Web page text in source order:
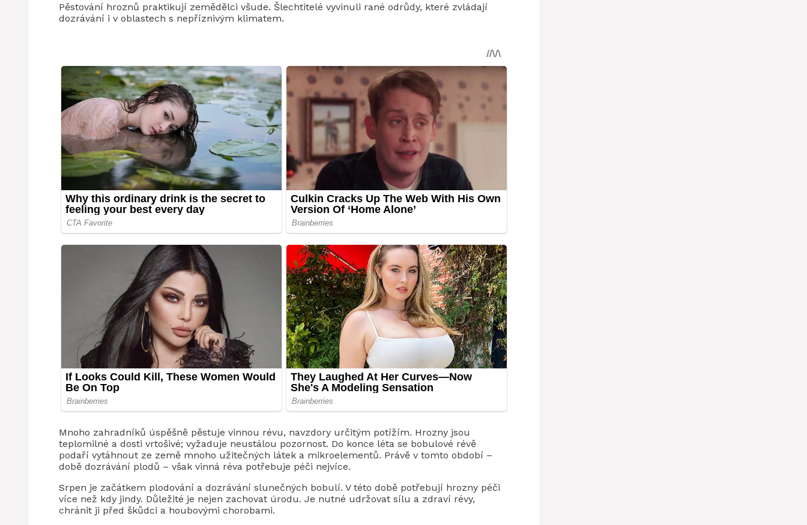
Pěstování hroznů praktikují zemědělci všude. Šlechtitelé vyvinuli rané odrůdy, které zvládají
dozrávání i v oblastech s nepříznivým klimatem.
Mnoho zahradníků úspěšně pěstuje vinnou révu, navzdory určitým potížím. Hrozny jsou
teplomilné a dosti vrtošivé; vyžaduje neustálou pozornost. Do konce léta se bobulové révě
podaří vytáhnout ze země mnoho užitečných látek a mikroelementů. Právě v tomto období –
době dozrávání plodů – však vinná réva potřebuje péči nejvíce.
Srpen je začátkem plodování a dozrávání slunečných bobulí. V této době potřebují hrozny péči
více než kdy jindy. Důležité je nejen zachovat úrodu. Je nutné udržovat sílu a zdraví révy,
chránit ji před škůdci a houbovými chorobami.